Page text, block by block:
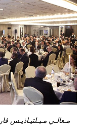
مـعالـي مـيـلتيـاذيـس